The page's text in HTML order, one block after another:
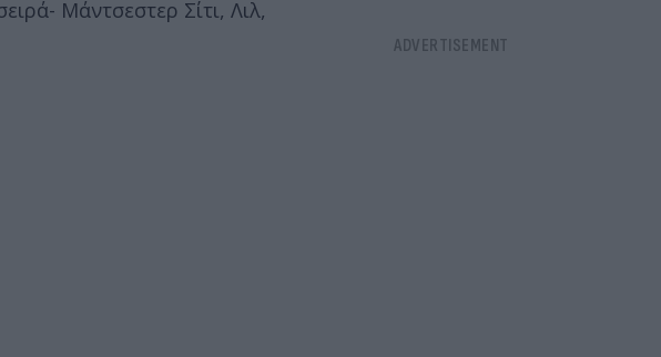
Μάντσεστερ Σίτι, Λιλ,